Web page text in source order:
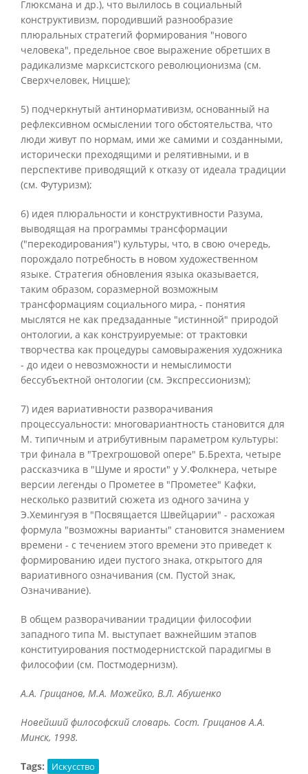
Глюксмана и др.), что вылилось в социальный
конструктивизм, породивший разнообразие
плюральных стратегий формирования "нового
человека", предельное свое выражение обретших в
радикализме марксистского революционизма (см.
Сверхчеловек, Ницше);
5) подчеркнутый антинормативизм, основанный на
рефлексивном осмыслении того обстоятельства, что
люди живут по нормам, ими же самими и созданными,
исторически преходящими и релятивными, и в
перспективе приводящий к отказу от идеала традиции
(см. Футуризм);
6) идея плюральности и конструктивности Разума,
выводящая на программы трансформации
("перекодирования") культуры, что, в свою очередь,
порождало потребность в новом художественном
языке. Стратегия обновления языка оказывается,
таким образом, соразмерной возможным
трансформациям социального мира, - понятия
мыслятся не как предзаданные "истинной" природой
онтологии, а как конструируемые: от трактовки
творчества как процедуры самовыражения художника
- до идеи о невозможности и немыслимости
бессубъектной онтологии (см. Экспрессионизм);
7) идея вариативности разворачивания
процессуальности: многовариантность становится для
М. типичным и атрибутивным параметром культуры:
три финала в "Трехгрошовой опере" Б.Брехта, четыре
рассказчика в "Шуме и ярости" у У.Фолкнера, четыре
версии легенды о Прометее в "Прометее" Кафки,
несколько развитий сюжета из одного зачина у
Э.Хемингуэя в "Посвящается Швейцарии" - расхожая
формула "возможны варианты" становится знамением
времени - с течением этого времени это приведет к
формированию идеи пустого знака, открытого для
вариативного означивания (см. Пустой знак,
Означивание).
В общем разворачивании традиции философии
западного типа М. выступает важнейшим этапов
конституирования постмодернистской парадигмы в
философии (см. Постмодернизм).
А.А. Грицанов, М.А. Можейко, В.Л. Абушенко
Новейший философский словарь. Сост. Грицанов А.А.
Минск, 1998.
Tags: Искусство